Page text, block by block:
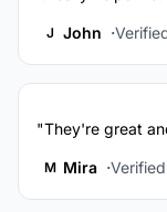
J John
"They're great
M Mira